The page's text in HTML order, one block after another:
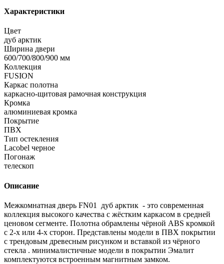
Характеристики
Цвет
дуб арктик
Ширина двери
600/700/800/900 мм
Коллекция
FUSION
Каркас полотна
каркасно-щитовая рамочная конструкция
Кромка
алюминиевая кромка
Покрытие
ПВХ
Тип остекления
Lacobel черное
Погонаж
телескоп
Описание
Межкомнатная дверь FN01 дуб арктик - это современная
коллекция высокого качества с жёстким каркасом в средней
ценовом сегменте. Полотна обрамлены чёрной ABS кромкой
с 2-х или 4-х сторон. Представлены модели в ПВХ покрытии
с трендовым древесным рисунком и вставкой из чёрного
стекла . минималистичные модели в покрытии Эмалит
комплектуются встроенным магнитным замком.